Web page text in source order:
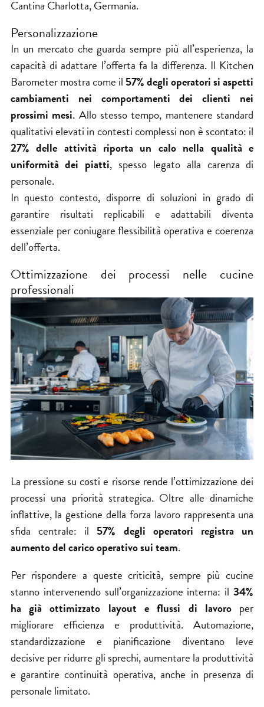
Cantina Charlotta, Germania.
Personalizzazione
In un mercato che guarda sempre più all’esperienza, la
capacità di adattare l’offerta fa la differenza. Il Kitchen
Barometer mostra come il 57% degli operatori si aspetti
cambiamenti nei comportamenti dei clienti nei
prossimi mesi. Allo stesso tempo, mantenere standard
qualitativi elevati in contesti complessi non è scontato: il
27% delle attività riporta un calo nella qualità e
uniformità dei piatti, spesso legato alla carenza di
personale.
In questo contesto, disporre di soluzioni in grado di
garantire risultati replicabili e adattabili diventa
essenziale per coniugare flessibilità operativa e coerenza
dell’offerta.
Ottimizzazione dei processi nelle cucine
professionali
La pressione su costi e risorse rende l’ottimizzazione dei
processi una priorità strategica. Oltre alle dinamiche
inflattive, la gestione della forza lavoro rappresenta una
sfida centrale: il 57% degli operatori registra un
aumento del carico operativo sui team.
Per rispondere a queste criticità, sempre più cucine
stanno intervenendo sull’organizzazione interna: il34%
ha già ottimizzato layout e flussi di lavoro per
migliorare efficienza e produttività. Automazione,
standardizzazione e pianificazione diventano leve
decisive per ridurre gli sprechi, aumentare la produttività
e garantire continuità operativa, anche in presenza di
personale limitato.